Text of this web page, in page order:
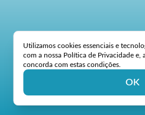
Utilizamos cookies essenciais e
com a nossa Política de Privacidade
concorda com estas condições.
OK